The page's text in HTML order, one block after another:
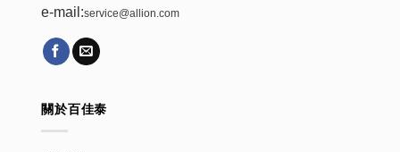
e-mail:service@allion.com
關於百佳泰